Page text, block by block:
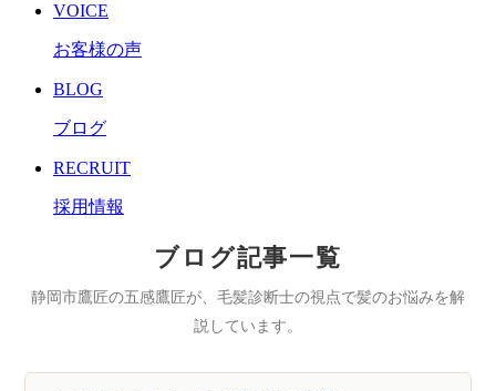
VOICE
お客様の声
BLOG
ブログ
RECRUIT
採用情報
ブログ記事一覧
静岡市鷹匠の五感鷹匠が、毛髪診断士の視点で髪のお悩みを解
説しています。